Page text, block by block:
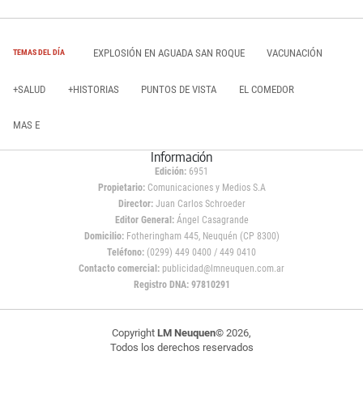
TEMAS DEL DÍA EXPLOSIÓN EN AGUADA SAN ROQUE VACUNACIÓN
+SALUD +HISTORIAS PUNTOS DE VISTA EL COMEDOR
MAS E
Información
Edición: 6951
Propietario:Comunicaciones y Medios S.A
Director: Juan Carlos Schroeder
Editor General:Ángel Casagrande
Domicilio:Fotheringham 445, Neuquén (CP 8300)
Teléfono: (0299) 449 0400 / 449 0410
Contacto comercial: publicidad@lmneuquen.com.ar
Registro DNA: 97810291
Copyright LM Neuquen© 2026,
Todos los derechos reservados